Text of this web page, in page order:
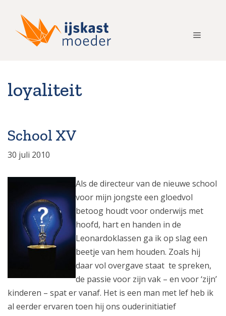
Menu
loyaliteit
School XV
30 juli 2010
Als de directeur van de nieuwe school
voor mijn jongste een gloedvol
betoog houdt voor onderwijs met
hoofd, hart en handen in de
Leonardoklassen ga ik op slag een
beetje van hem houden. Zoals hij
daar vol overgave staat te spreken,
de passie voor zijn vak – en voor ‘zijn’
kinderen – spat er vanaf. Het is een man met lef heb ik
al eerder ervaren toen hij ons ouderinitiatief